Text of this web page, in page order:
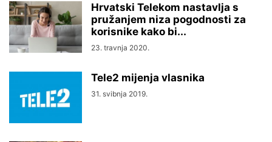
Hrvatski Telekom nastavlja s
pružanjem niza pogodnosti za
korisnike kako bi...
23. travnja 2020.
Tele2 mijenja vlasnika
31. svibnja 2019.